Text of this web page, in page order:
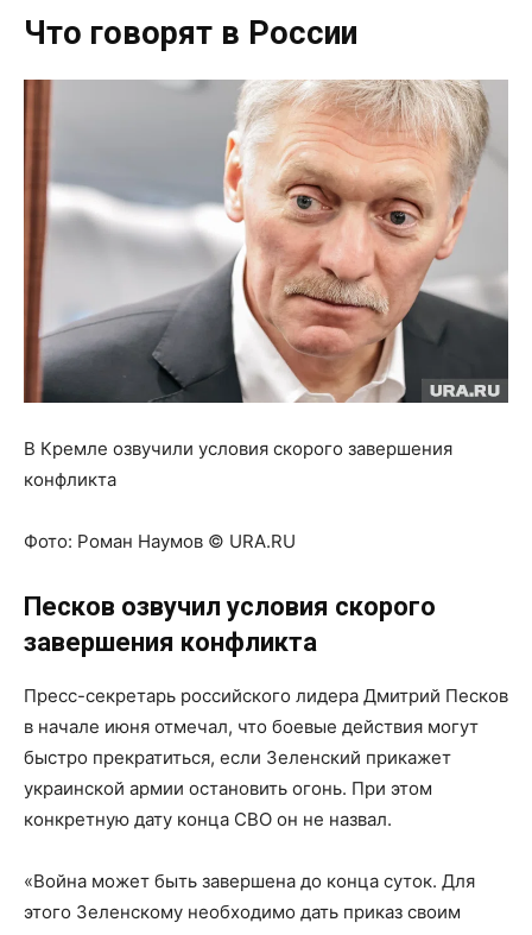
Что говорят в России
В Кремле озвучили условия скорого завершения
конфликта
Фото: Роман Наумов © URA.RU
Песков озвучил условия скорого
завершения конфликта
Пресс-секретарь российского лидера Дмитрий Песков
в начале июня отмечал, что боевые действия могут
быстро прекратиться, если Зеленский прикажет
украинской армии остановить огонь. При этом
конкретную дату конца СВО он не назвал.
«Война может быть завершена до конца суток. Для
этого Зеленскому необходимо дать приказ своим